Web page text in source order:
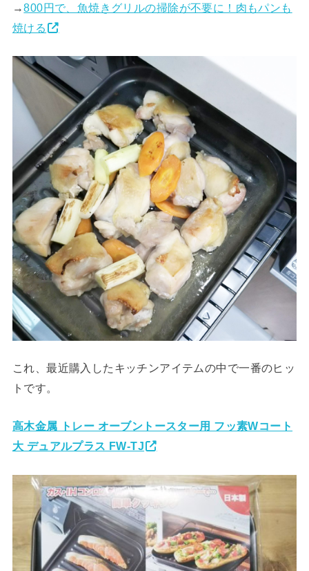
→800円で、魚焼きグリルの掃除が不要に！肉もパンも
焼ける
これ、最近購入したキッチンアイテムの中で一番のヒッ
トです。
高木金属 トレー オーブントースター用 フッ素Wコート
大 デュアルプラス FW-TJ